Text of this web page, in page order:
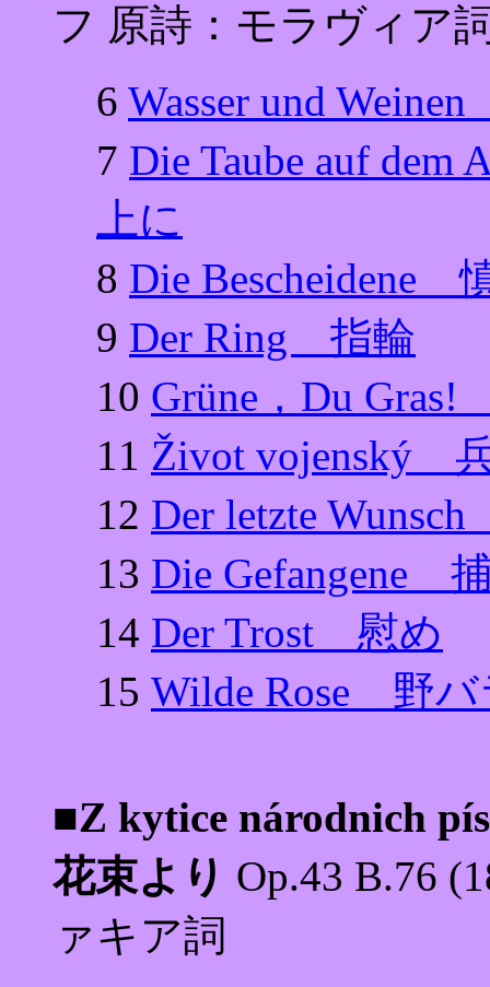
フ 原詩：モラヴィア
6 Wasser und
7 Die Taube auf
上に
8 Die Bescheidene
9 Der Ring 指輪
10 Grüne，Du
11 Život vojenský
12 Der letzte
13 Die Gefangene
14 Der Trost 慰め
15 Wilde Rose 野バ
■Z kytice národnich
花束より Op.43 B.76
ァキア詞